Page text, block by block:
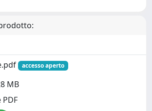
accesso aperto
MB